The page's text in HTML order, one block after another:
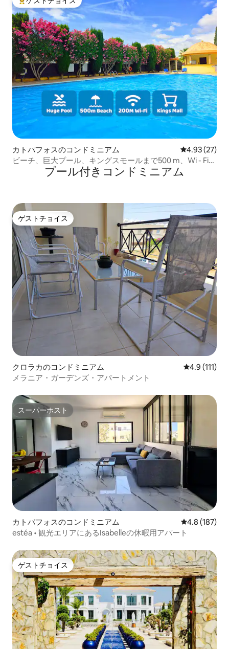
大好評のゲストチョイスです。
カトパフォスのコンドミニアム レビュー27
4.93 (27)
ビーチ、巨大プール、キングスモールまで500 m、Wi - Fi
プール付きコンドミニアム
ゲストチョイス
ゲストチョイス
クロラカのコンドミニアム レビュー111
4.9 (111)
メラニア・ガーデンズ・アパートメント
スーパーホスト
スーパーホスト
カトパフォスのコンドミニアム レビュー187
4.8 (187)
estéa • 観光エリアにあるIsabelleの休暇用アパート
ゲストチョイス
ゲストチョイス